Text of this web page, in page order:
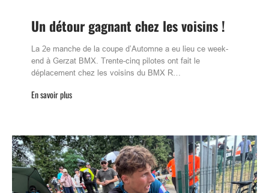
Un détour gagnant chez les voisins !
La 2e manche de la coupe d’Automne a eu lieu ce week-
end à Gerzat BMX. Trente-cinq pilotes ont fait le
déplacement chez les voisins du BMX R…
En savoir plus